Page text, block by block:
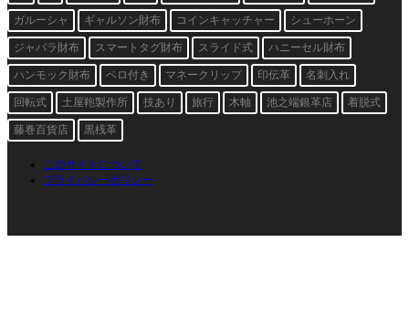
ガルーシャ ギャルソン財布 コインキャッチャー シューホーン
ジャバラ財布 スマートタグ財布 スライド式 ハニーセル財布
ハンモック財布 ベロ付き マネークリップ 印伝革 名刺入れ
回転式 土屋鞄製作所 技あり 旅行 木軸 池之端銀革店 着脱式
藤巻百貨店 黒桟革
このサイトについて
プライバシーポリシー